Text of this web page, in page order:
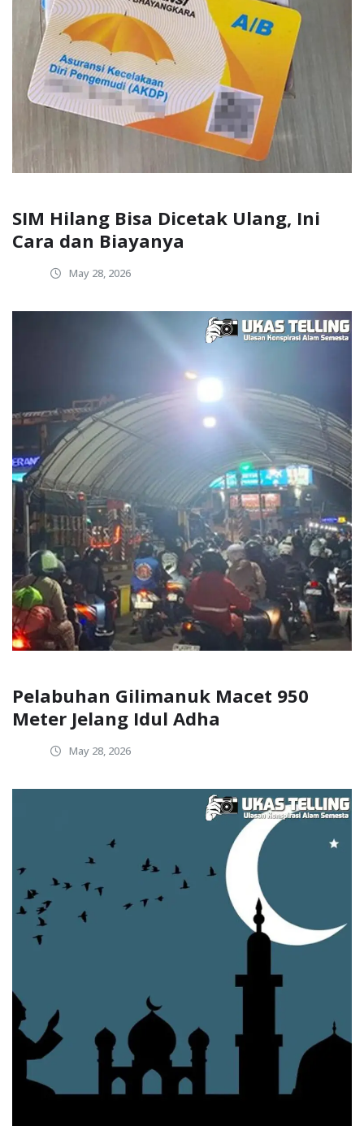
SIM Hilang Bisa Dicetak Ulang, Ini
Cara dan Biayanya
May 28, 2026
Pelabuhan Gilimanuk Macet 950
Meter Jelang Idul Adha
May 28, 2026